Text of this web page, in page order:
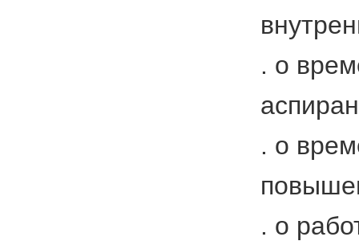
. о
. о
. о